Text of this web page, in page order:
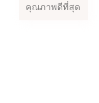
คุณภาพดีที่สุด